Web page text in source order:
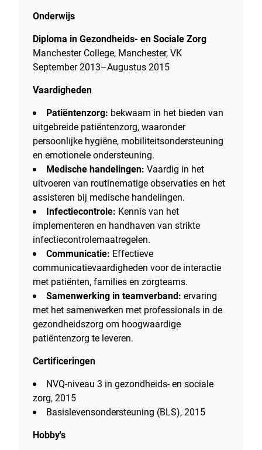
Onderwijs
Diploma in Gezondheids- en Sociale Zorg
Manchester College, Manchester, VK
September 2013–Augustus 2015
Vaardigheden
Patiëntenzorg: bekwaam in het bieden van
uitgebreide patiëntenzorg, waaronder
persoonlijke hygiëne, mobiliteitsondersteuning
en emotionele ondersteuning.
Medische handelingen: Vaardig in het
uitvoeren van routinematige observaties en het
assisteren bij medische handelingen.
Infectiecontrole: Kennis van het
implementeren en handhaven van strikte
infectiecontrolemaatregelen.
Communicatie: Effectieve
communicatievaardigheden voor de interactie
met patiënten, families en zorgteams.
Samenwerking in teamverband: ervaring
met het samenwerken met professionals in de
gezondheidszorg om hoogwaardige
patiëntenzorg te leveren.
Certificeringen
NVQ-niveau 3 in gezondheids- en sociale
zorg, 2015
Basislevensondersteuning (BLS), 2015
Hobby's